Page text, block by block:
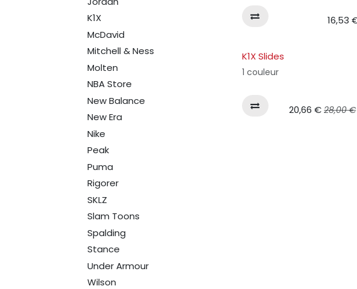
K1X
McDavid
Mitchell & Ness
Molten
NBA Store
New Balance
New Era
Nike
Peak
Puma
Rigorer
SKLZ
Slam Toons
Spalding
Stance
Under Armour
Wilson
16,53
K1X Slides
1 couleur
20,66 € 28,00€